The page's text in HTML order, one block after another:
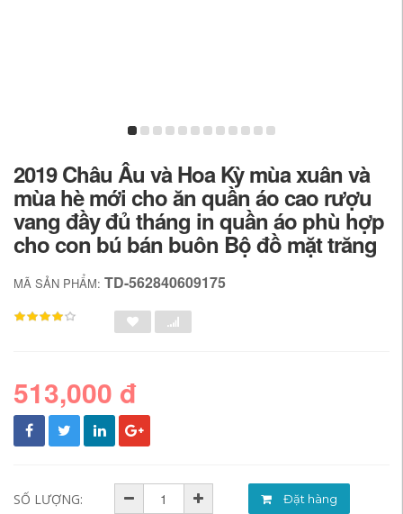
2019 Châu Âu và Hoa Kỳ mùa xuân và
mùa hè mới cho ăn quần áo cao rượu
vang đầy đủ tháng in quần áo phù hợp
cho con bú bán buôn Bộ đồ mặt trăng
MÃ SẢN PHẨM: TD-562840609175
513,000 đ
SỐ LƯỢNG: Đặt hàng